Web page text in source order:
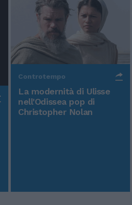
Controtempo
La modernità di Ulisse
nell'Odissea pop di
Christopher Nolan